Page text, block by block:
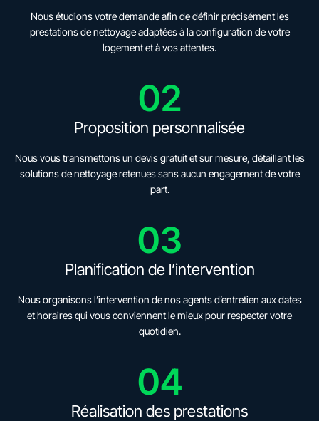
Nous étudions votre demande afin de définir précisément les
prestations de nettoyage adaptées à la configuration de votre
logement et à vos attentes.
02
Proposition personnalisée
Nous vous transmettons un devis gratuit et sur mesure, détaillant les
solutions de nettoyage retenues sans aucun engagement de votre
part.
03
Planification de l’intervention
Nous organisons l’intervention de nos agents d’entretien aux dates
et horaires qui vous conviennent le mieux pour respecter votre
quotidien.
04
Réalisation des prestations